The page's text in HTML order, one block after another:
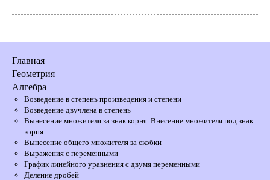
Главная
Геометрия
Алгебра
Возведение в степень произведения и степени
Возведение двучлена в степень
Вынесение множителя за знак корня. Внесение множителя под знак
корня
Вынесение общего множителя за скобки
Выражения с переменными
График линейного уравнения с двумя переменными
Деление дробей